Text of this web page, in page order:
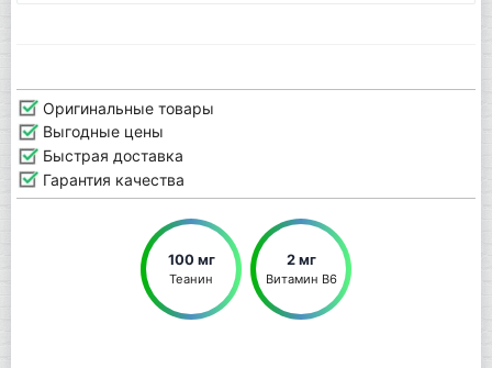
Оригинальные товары
Выгодные цены
Быстрая доставка
Гарантия качества
100 мг
Теанин
2 мг
Витамин В6